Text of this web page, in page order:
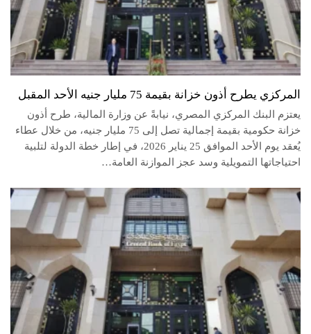
المركزي يطرح أذون خزانة بقيمة 75 مليار جنيه الأحد المقبل
يعتزم البنك المركزي المصري، نيابةً عن وزارة المالية، طرح أذون
خزانة حكومية بقيمة إجمالية تصل إلى 75 مليار جنيه، من خلال عطاء
يُعقد يوم الأحد الموافق 25 يناير 2026، في إطار خطة الدولة لتلبية
احتياجاتها التمويلية وسد عجز الموازنة العامة…